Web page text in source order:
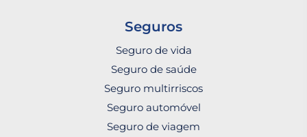
Seguros
Seguro de vida
Seguro de saúde
Seguro multirriscos
Seguro automóvel
Seguro de viagem